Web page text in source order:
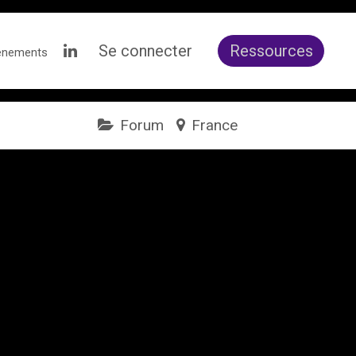
Se connecter Ressources
Forum France